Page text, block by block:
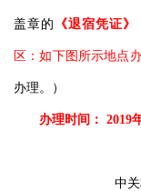
盖章的 《退宿凭证
区：如下图所示地点
办理。）
办理时间： 2019
中